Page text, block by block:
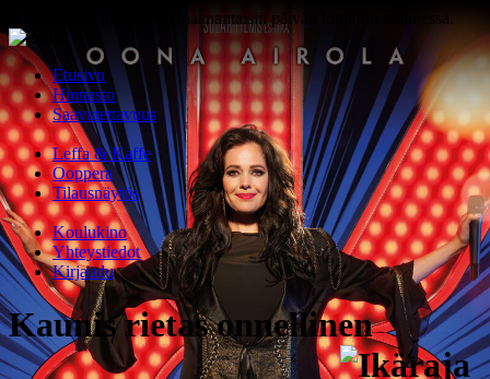
Näytöstiedot päivittyvät maanantaisin päivän loppuun mennessä.
Etusivu
Hinnasto
Saavutettavuus
Leffa & Kaffe
Ooppera
Tilausnäytös
Koulukino
Yhteystiedot
Kirjaudu
Kaunis rietas onnellinen